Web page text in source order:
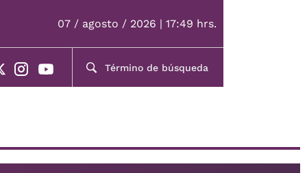
07 / agosto / 2026 | 17:49 hrs.